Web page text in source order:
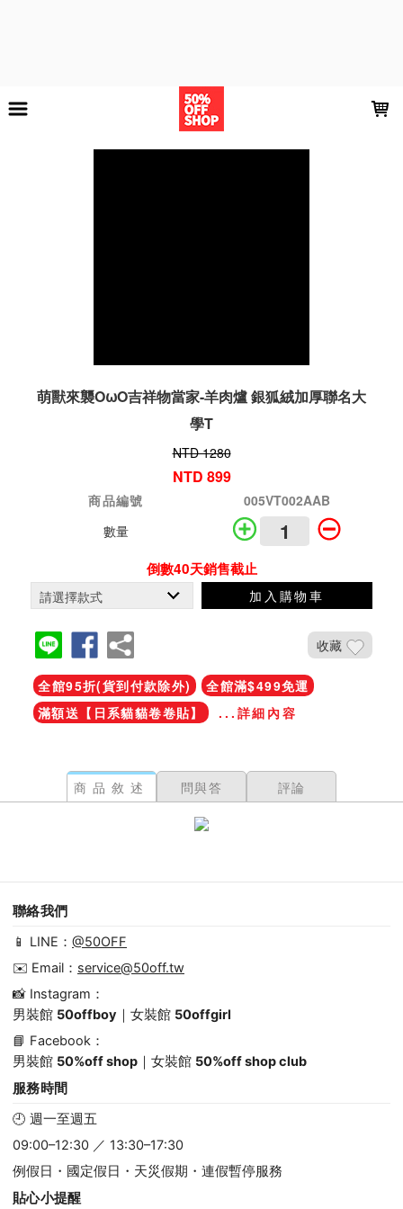
萌獸來襲O⍵O吉祥物當家-羊肉爐 銀狐絨加厚聯名大
學T
NTD 1280
NTD 899
商品編號
005VT002AAB
數量
40天
加入購物車
收藏
全館95折(貨到付款除外)
全館滿$499免運
滿額送【日系貓貓卷卷貼】
...詳細內容
商品敘述 問與答 評論